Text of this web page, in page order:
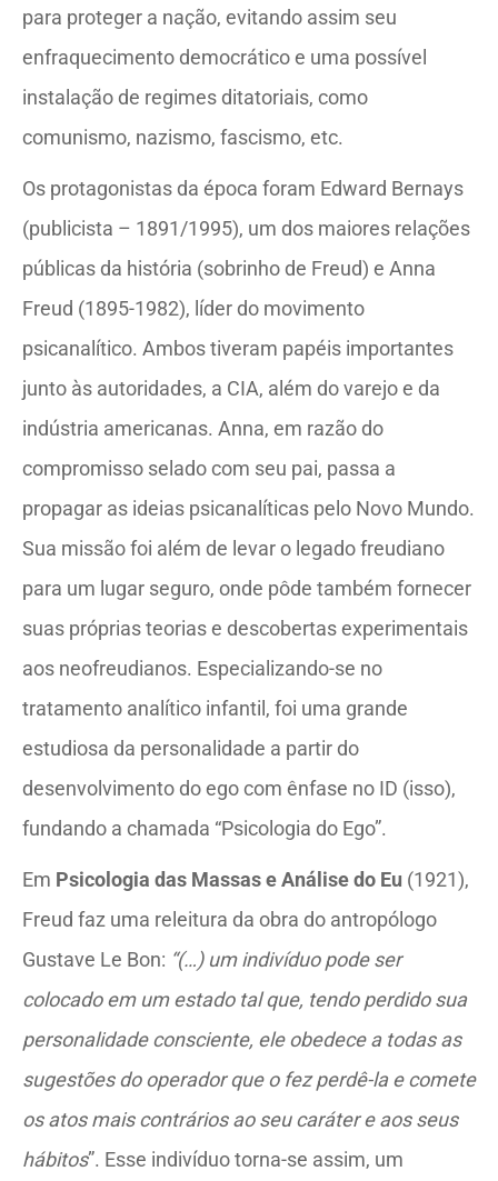
para proteger a nação, evitando assim seu
enfraquecimento democrático e uma possível
instalação de regimes ditatoriais, como
comunismo, nazismo, fascismo, etc.
Os protagonistas da época foram Edward Bernays
(publicista – 1891/1995), um dos maiores relações
públicas da história (sobrinho de Freud) e Anna
Freud (1895-1982), líder do movimento
psicanalítico. Ambos tiveram papéis importantes
junto às autoridades, a CIA, além do varejo e da
indústria americanas. Anna, em razão do
compromisso selado com seu pai, passa a
propagar as ideias psicanalíticas pelo Novo Mundo.
Sua missão foi além de levar o legado freudiano
para um lugar seguro, onde pôde também fornecer
suas próprias teorias e descobertas experimentais
aos neofreudianos. Especializando-se no
tratamento analítico infantil, foi uma grande
estudiosa da personalidade a partir do
desenvolvimento do ego com ênfase no ID (isso),
fundando a chamada “Psicologia do Ego”.
Em Psicologia das Massas e Análise do Eu (1921),
Freud faz uma releitura da obra do antropólogo
Gustave Le Bon: “(…) um indivíduo pode ser
colocado em um estado tal que, tendo perdido sua
personalidade consciente, ele obedece a todas as
sugestões do operador que o fez perdê-la e comete
os atos mais contrários ao seu caráter e aos seus
hábitos”. Esse indivíduo torna-se assim, um